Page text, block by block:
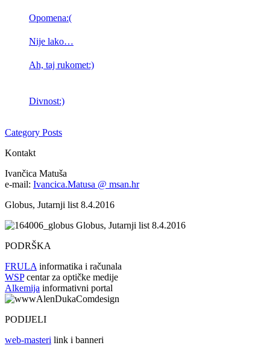
Opomena:(
Nije lako…
Ah, taj rukomet:)
Divnost:)
Category Posts
Kontakt
Ivančica Matuša
e-mail: Ivancica.Matusa @ msan.hr
Globus, Jutarnji list 8.4.2016
Globus, Jutarnji list 8.4.2016
PODRŠKA
FRULA informatika i računala
WSPcentar za optičke medije
Alkemija informativni portal
PODIJELI
web-masteri link i banneri